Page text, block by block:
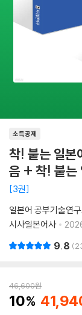
소득공제
착! 붙는 일본
음 + 착! 붙는
3권
일본어 공부기술연
시사일본어사
9.8
46,600원
10